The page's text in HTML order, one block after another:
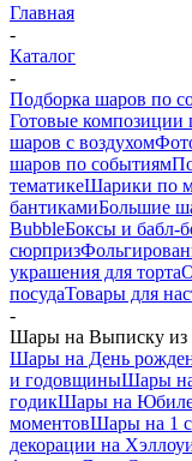
Главная
-
Каталог
-
Подборка шаров по
Готовые композиции
шаров с воздухом
шаров по событиям
тематикеШарики по
бантикамиБольшие
BubbleБоксы и бабл-
сюрприз
украшения для торта
посудаТовары для
-
Шары на Выписку из
Шары на День
и годовщиныШары на
годикШары на
моментовШары на 1
декорации на